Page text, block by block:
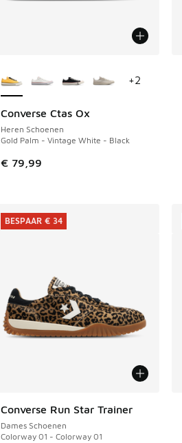
Converse Ctas Ox
Heren Schoenen
Gold Palm - Vintage White - Black
€ 79,99
+2
Converse Run Star Trainer
Dames Schoenen
Colorway 01 - Colorway 01
BESPAAR € 34
BESPAAR € 34